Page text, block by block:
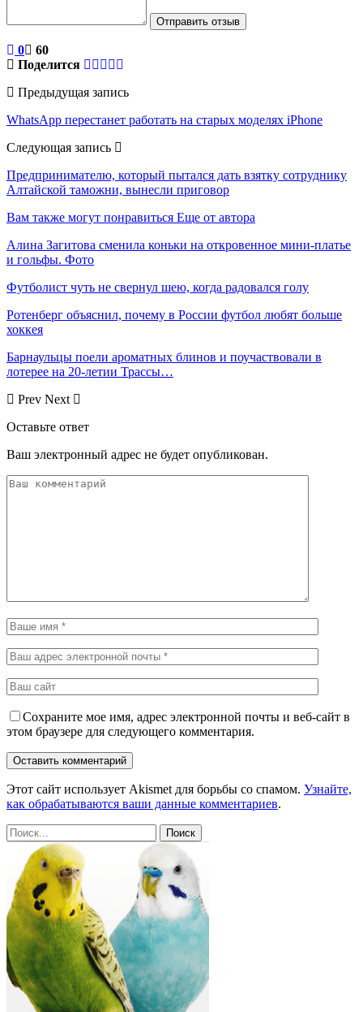
Отправить отзыв
0
60
Поделится
Предыдущая запись
WhatsApp перестанет работать на старых моделях iPhone
Следующая запись
Предпринимателю, который пытался дать взятку сотруднику
Алтайской таможни, вынесли приговор
Вам также могут понравиться Еще от автора
Алина Загитова сменила коньки на откровенное мини-платье
и гольфы. Фото
Футболист чуть не свернул шею, когда радовался голу
Ротенберг объяснил, почему в России футбол любят больше
хоккея
Барнаульцы поели ароматных блинов и поучаствовали в
лотерее на 20-летии Трассы…
Prev Next
Оставьте ответ
Ваш электронный адрес не будет опубликован.
Сохраните мое имя, адрес электронной почты и веб-сайт в
этом браузере для следующего комментария.
Этот сайт использует Akismet для борьбы со спамом. Узнайте,
как обрабатываются ваши данные комментариев.